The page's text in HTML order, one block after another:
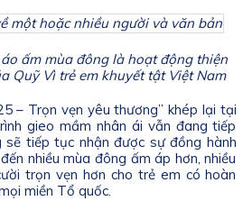
ấm mùa đông là hoạt động thiện
Quỹ Vì trẻ em khuyết tật Việt Nam
– Trọn vẹn yêu thương” khép lại tại
gieo mầm nhân ái vẫn đang tiếp
tiếp tục nhận được sự đồng hành
nhiều mùa đông ấm áp hơn, nhiều
trọn vẹn hơn cho trẻ em có hoàn
miền Tổ quốc.